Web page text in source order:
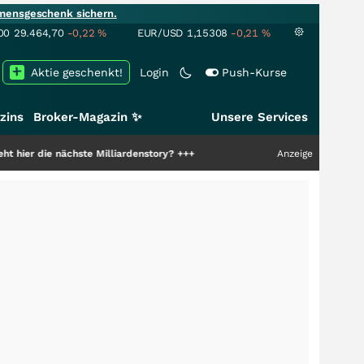
sichern.
29.464,70 -0,22% EUR/USD 1,15308 -0,21 %
Login Push-Kurse
Aktie geschenkt!
Broker-Magazin ✨ Unsere Services
Milliardenstory?+++ Anzeige